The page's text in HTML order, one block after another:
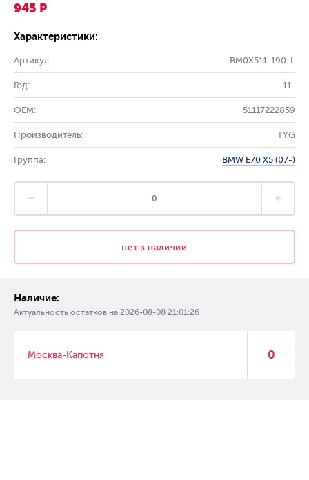
945 Р
Характеристики:
Артикул: BM0X511-190-L
Год: 11-
OEM: 51117222859
Производитель: TYG
Группа: BMW E70 X5 (07-)
нет в наличии
Наличие:
Актуальность остатков на 2026-08-08 21:01:26
Москва-Капотня 0